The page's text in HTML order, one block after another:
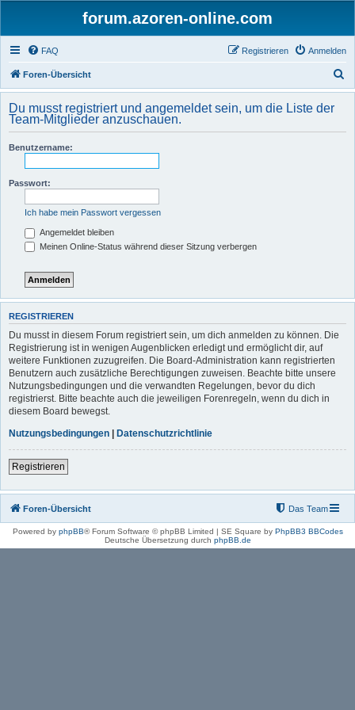
forum.azoren-online.com
FAQ Anmelden
Registrieren
Foren-Übersicht
u
h
Du musst registriert und angemeldet sein, um die Liste der
Team-Mitglieder anzuschauen.
Benutzername:
Passwort:
Ich habe mein Passwort vergessen
Angemeldet bleiben
Meinen Online-Status während dieser Sitzung verbergen
REGISTRIEREN
Du musst in diesem Forum registriert sein, um dich anmelden zu können. Die
Registrierung ist in wenigen Augenblicken erledigt und ermöglicht dir, auf
weitere Funktionen zuzugreifen. Die Board-Administration kann registrierten
Benutzern auch zusätzliche Berechtigungen zuweisen. Beachte bitte unsere
Nutzungsbedingungen und die verwandten Regelungen, bevor du dich
registrierst. Bitte beachte auch die jeweiligen Forenregeln, wenn du dich in
diesem Board bewegst.
Nutzungsbedingungen | Datenschutzrichtlinie
Registrieren
Foren-Übersicht Das Team
Powered by phpBB® Forum Software © phpBB Limited | SE Square by PhpBB3 BBCodes
Deutsche Übersetzung durch phpBB.de